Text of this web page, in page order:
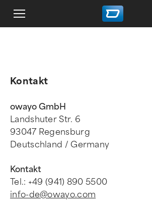
Kontakt
owayo GmbH
Landshuter Str. 6
93047 Regensburg
Deutschland / Germany
Kontakt
Tel.: +49 (941) 890 5500
info-de@owayo.com